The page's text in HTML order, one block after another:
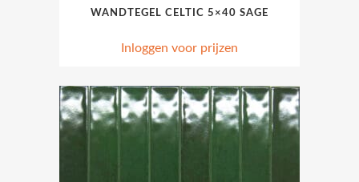
WANDTEGEL CELTIC 5×40 SAGE
Inloggen voor prijzen